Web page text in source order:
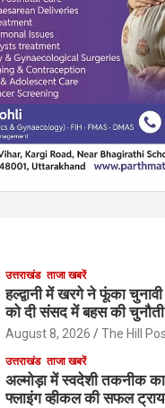
उत्तराखंड ताजा खबरें
हल्द्वानी में खरगे ने फूंका
को दी संसद में बहस की चुनौती
August 8, 2026 The Hill
उत्तराखंड ताजा खबरें
अल्मोड़ा में स्वदेशी तकनीक
फ्लाइंग व्हीकल की सफल